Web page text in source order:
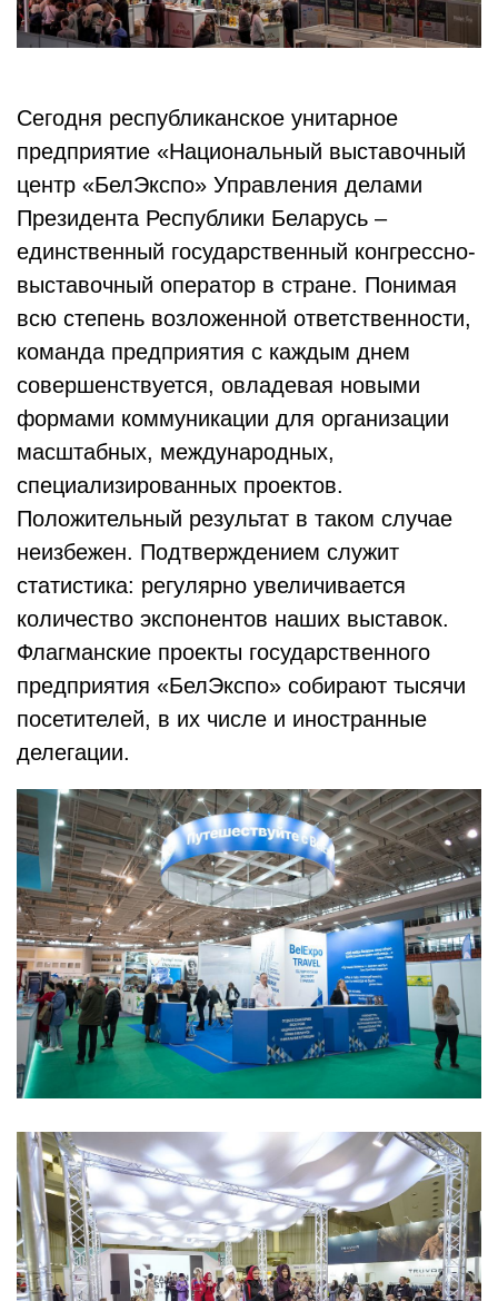
Сегодня республиканское унитарное
предприятие «Национальный выставочный
центр «БелЭкспо» Управления делами
Президента Республики Беларусь –
единственный государственный конгрессно-
выставочный оператор в стране. Понимая
всю степень возложенной ответственности,
команда предприятия с каждым днем
совершенствуется, овладевая новыми
формами коммуникации для организации
масштабных, международных,
специализированных проектов.
Положительный результат в таком случае
неизбежен. Подтверждением служит
статистика: регулярно увеличивается
количество экспонентов наших выставок.
Флагманские проекты государственного
предприятия «БелЭкспо» собирают тысячи
посетителей, в их числе и иностранные
делегации.